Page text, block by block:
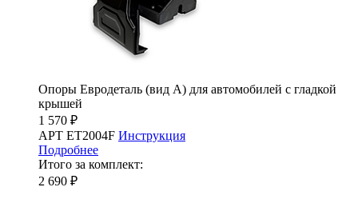
Опоры Евродеталь (вид А) для автомобилей с гладкой
крышей
1 570 ₽
АРТ ET2004F Инструкция
Подробнее
Итого за комплект:
2 690 ₽